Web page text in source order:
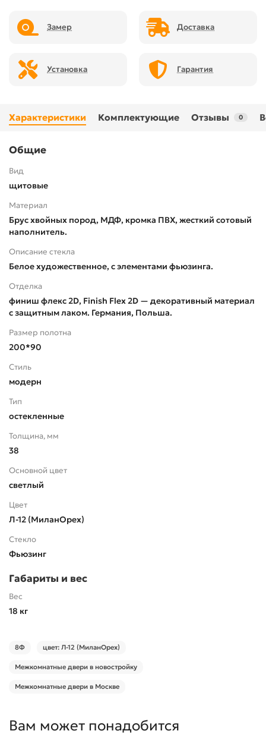
Замер Доставка
Установка Гарантия
Характеристики Комплектующие Отзывы 0
Общие
Вид
щитовые
Материал
Брус хвойных пород, МДФ, кромка ПВХ, жесткий сотовый
наполнитель.
Описание стекла
Белое художественное, с элементами фьюзинга.
Отделка
финиш флекс 2D, Finish Flex 2D — декоративный материал
с защитным лаком. Германия, Польша.
Размер полотна
200*90
Стиль
модерн
Тип
остекленные
Толщина, мм
38
Основной цвет
светлый
Цвет
Л-12 (МиланОрех)
Стекло
Фьюзинг
Габариты и вес
Вес
18 кг
8Ф цвет: Л-12 (МиланОрех)
Межкомнатные двери в новостройку
Межкомнатные двери в Москве
Вам может понадобится